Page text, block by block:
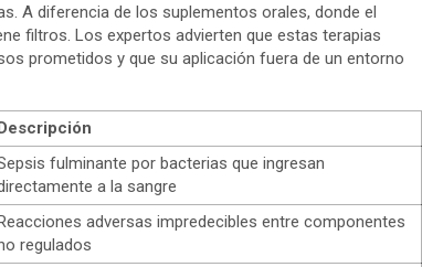
A diferencia de los suplementos orales, donde el
filtros. Los expertos advierten que estas terapias
prometidos y que su aplicación fuera de un entorno
fulminante por bacterias que ingresan
a la sangre
adversas impredecibles entre componentes
regulados